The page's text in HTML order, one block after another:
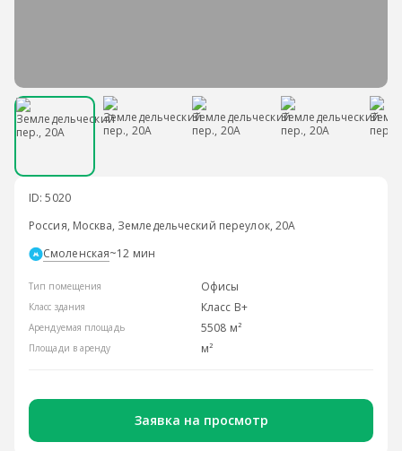
ID: 5020
Россия, Москва, Земледельческий переулок, 20А
Смоленская~12 мин
Тип помещения Офисы
Класс здания Класс B+
Арендуемая площадь 5508 м²
Площади в аренду м²
Заявка на просмотр